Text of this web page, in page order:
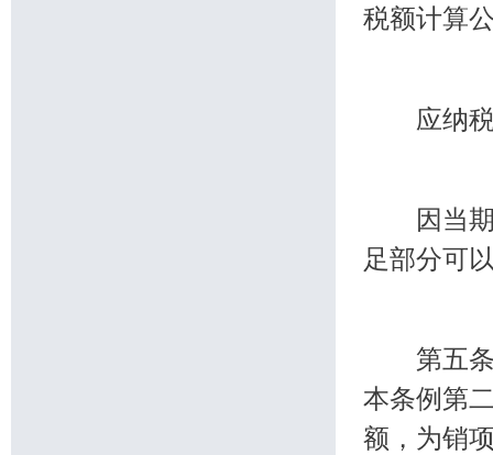
税额计算
应纳税
因当期
足部分可
第五条
本条例第
额，为销